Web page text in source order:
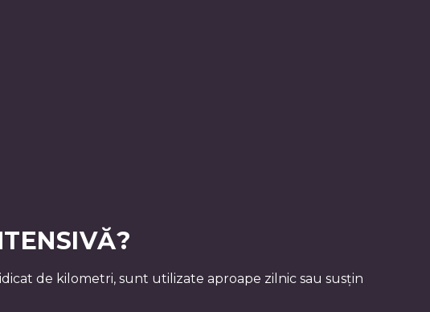
de kilometri, sunt utilizate aproape zilnic sau susțin